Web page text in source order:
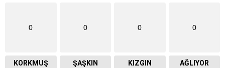
0
KORKMUŞ
0
ŞAŞKIN
0
KIZGIN
0
AĞLIYOR